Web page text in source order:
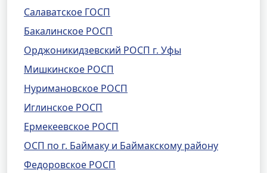
Салаватское ГОСП
Бакалинское РОСП
Орджоникидзевский РОСП г. Уфы
Мишкинское РОСП
Нуримановское РОСП
Иглинское РОСП
Ермекеевское РОСП
ОСП по г. Баймаку и Баймакскому району
Федоровское РОСП